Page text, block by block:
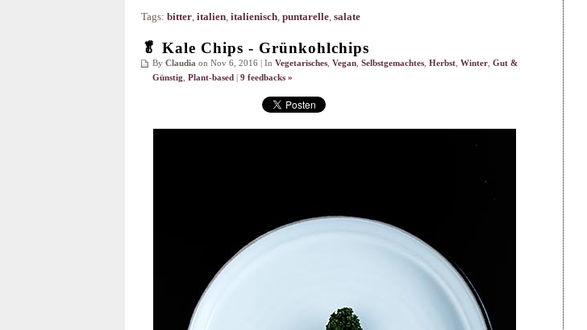
Tags: bitter italien italienisch puntarelle salate
🥬 Kale Chips - Grünkohlchips
By Claudia on Nov 6, 2016 | In Vegetarisches Vegan Selbstgemachtes Herbst Winter Gut &
Günstig
Plant-based 9 feedbacks »